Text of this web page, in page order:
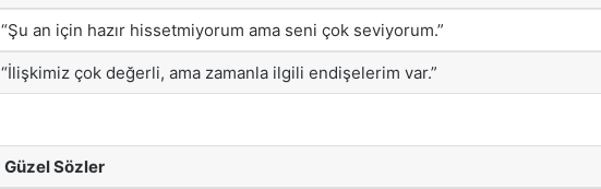
“Şu an için hazır hissetmiyorum ama seni çok seviyorum.”
“İlişkimiz çok değerli, ama zamanla ilgili endişelerim var.”
Güzel Sözler